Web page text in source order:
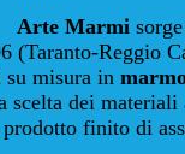
Arte Marmi
(Taranto-Reggio
misura in
scelta dei
finito di